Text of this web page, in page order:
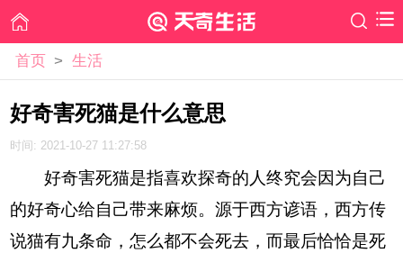
首页 > 生活
好奇害死猫是什么意思
时间: 2021-10-27 11:27:58
好奇害死猫是指喜欢探奇的人终究会因为自己
的好奇心给自己带来麻烦。源于西方谚语，西方传
说猫有九条命，怎么都不会死去，而最后恰恰是死